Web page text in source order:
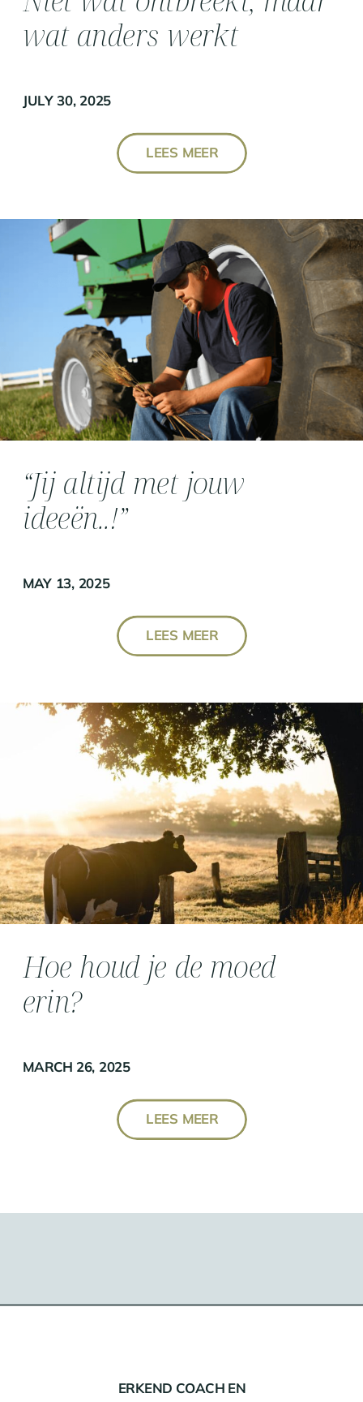
LEES MEER
JULY 30, 2025
wat anders werkt
MAY 13, 2025
“Jij altijd met jouw
ideeën..!”
LEES MEER
LEES MEER
MARCH 26, 2025
Hoe houd je de moed
erin?
ERKEND COACH EN